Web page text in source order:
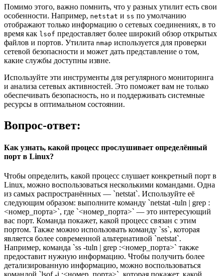
Помимо этого, важно помнить, что у разных утилит есть свои
особенности. Например, netstat и ss по умолчанию
отображают только информацию о сетевых соединениях, в то
время как lsof предоставляет более широкий обзор открытых
файлов и портов. Утилита nmap используется для проверки
сетевой безопасности и может дать представление о том,
какие службы доступны извне.
Используйте эти инструменты для регулярного мониторинга
и анализа сетевых активностей. Это поможет вам не только
обеспечивать безопасность, но и поддерживать системные
ресурсы в оптимальном состоянии.
Вопрос-ответ:
Как узнать, какой процесс прослушивает определённый
порт в Linux?
Чтобы определить, какой процесс слушает конкретный порт в
Linux, можно воспользоваться несколькими командами. Одна
из самых распространённых — `netstat`. Используйте её
следующим образом: выполните команду `netstat -tuln | grep :
<номер_порта>`, где `<номер_порта>` — это интересующий
вас порт. Команда покажет, какой процесс связан с этим
портом. Также можно использовать команду `ss`, которая
является более современной альтернативой `netstat`.
Например, команда `ss -tuln | grep :<номер_порта>` также
предоставит нужную информацию. Чтобы получить более
детализированную информацию, можно воспользоваться
командой `lsof -i :<номер_порта>`, которая покажет, какой